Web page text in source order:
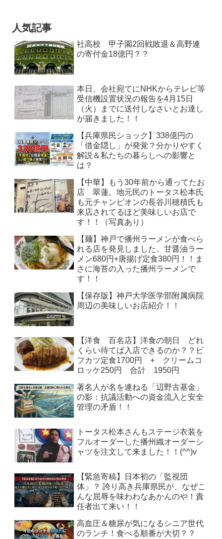
人気記事
社高校 甲子園2回戦敗退＆高野連
の寄付金18億円？？
本日、会社宛てにNHKからテレビ等
受信機設置状況の報告を4月15日
（火）までに送付しなさいとお達し
が届きました！！
【兵庫県民ショック】338億円の
「借金隠し」が発覚？分かりやすく
解説＆私たちの暮らしへの影響と
は？
【中華】もう30年前から通ってたお
店 翠蓮。地元民のトータス松本氏
も元チャンピオンの長谷川穂積氏も
来店されてるほど美味しいお店で
す！！（写真あり）
【麺】神戸で播州ラーメンが食べら
れる店を発見しました。甘醤油ラー
メン680円+唐揚げ定食380円！！ま
さに海苔の入った播州ラーメンで
す！！
【保存版】神戸大学医学部附属病院
周辺の美味しいお店紹介！！
【洋食 百名店】洋食の朝日 どれ
くらい待てば入店できるのか？？ビ
フカツ定食1700円 + クリームコ
ロッケ250円 合計 1950円
著名人が名を連ねる「辺野古基金」
の影：抗議活動への資金流入と安全
管理の矛盾！！
トータス松本さんもステージ衣装を
フルオーダーした播州織オーダーシ
ャツを注文して来ました！！(^^)v
【緊急寄稿】日本初の「監視団
体」？ 誇り高き兵庫県民が、なぜこ
んな屈辱を味わわなあかんのや！責
任者出て来い！！
高血圧＆糖尿が気になるシニア世代
のランチ！食べる順番が大切？？